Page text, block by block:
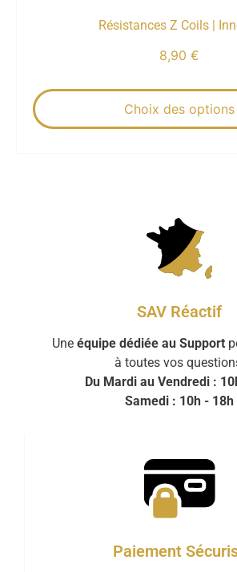
Résistances Z Coils |
8,90 €
Choix des options
SAV Réactif
Une équipe dédiée au Support
à toutes vos
Du Mardi au Vendredi :
Samedi : 10h - 18h
Paiement